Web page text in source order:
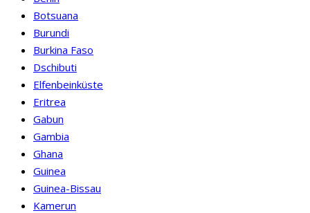
Botsuana
Burundi
Burkina Faso
Dschibuti
Elfenbeinküste
Eritrea
Gabun
Gambia
Ghana
Guinea
Guinea-Bissau
Kamerun